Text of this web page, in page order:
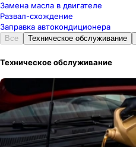
Замена масла в двигателе
Развал-схождение
Заправка автокондиционера
Все Техническое обслуживание
Техническое обслуживание